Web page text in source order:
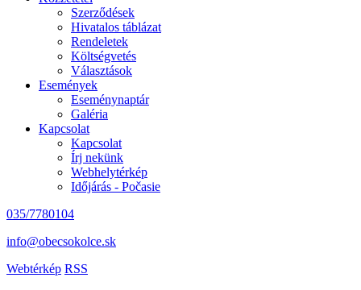
Szerződések
Hivatalos táblázat
Rendeletek
Költségvetés
Választások
Események
Eseménynaptár
Galéria
Kapcsolat
Kapcsolat
Írj nekünk
Webhelytérkép
Időjárás - Počasie
035/7780104
info@obecsokolce.sk
Webtérkép RSS